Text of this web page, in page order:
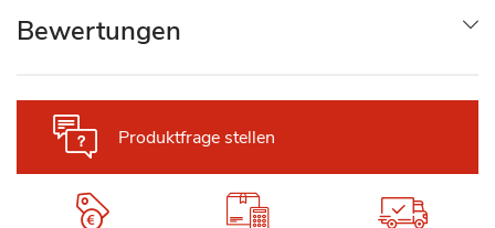
Produktfrage stellen
Bewertungen